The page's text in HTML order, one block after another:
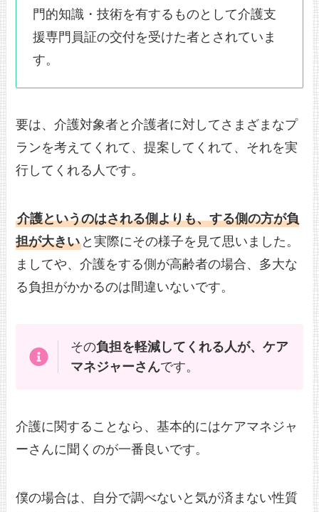
門的知識・技術を有するものとして介護支
援専門員証の交付を受けた者とされていま
す。
要は、介護対象者と介護者に対してさまざまなプ
ランを考えてくれて、提案してくれて、それを実
行してくれる人です。
介護というのはされる側よりも、する側の方が負
担が大きい と実際にその様子を見て思いました。
ましてや、介護をする側が高齢者の場合、多大な
る負担がかかるのは間違いないです。
その負担を軽減してくれる人が、ケア
マネジャーさんです。
介護に関することなら、基本的にはケアマネジャ
ーさんに聞くのが一番良いです。
僕の場合は、自分で調べないと気が済まない性質